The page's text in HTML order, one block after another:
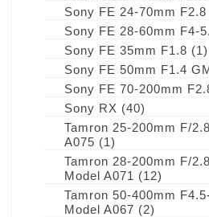
Sony FE 24-70mm
Sony FE 28-60mm F4-
Sony FE 35mm F1.8 (1)
Sony FE 50mm F1.4
Sony FE 70-200mm
Sony RX (40)
Tamron 25-200mm F/
A075 (1)
Tamron 28-200mm F/
Model A071 (12)
Tamron 50-400mm
Model A067 (2)